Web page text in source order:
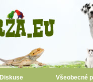
Diskuse Všeobecné